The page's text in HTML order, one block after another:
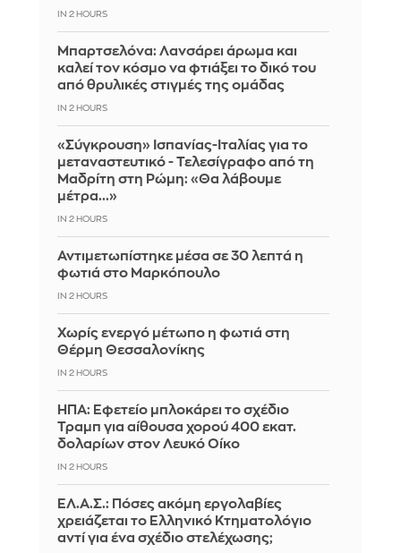
IN 2 HOURS
Μπαρτσελόνα: Λανσάρει άρωμα και
καλεί τον κόσμο να φτιάξει το δικό του
από θρυλικές στιγμές της ομάδας
IN 2 HOURS
«Σύγκρουση» Ισπανίας-Ιταλίας για το
μεταναστευτικό - Τελεσίγραφο από τη
Μαδρίτη στη Ρώμη: «Θα λάβουμε
μέτρα...»
IN 2 HOURS
Αντιμετωπίστηκε μέσα σε 30 λεπτά η
φωτιά στο Μαρκόπουλο
IN 2 HOURS
Χωρίς ενεργό μέτωπο η φωτιά στη
Θέρμη Θεσσαλονίκης
IN 2 HOURS
ΗΠΑ: Εφετείο μπλοκάρει το σχέδιο
Τραμπ για αίθουσα χορού 400 εκατ.
δολαρίων στον Λευκό Οίκο
IN 2 HOURS
ΕΛ.Α.Σ.: Πόσες ακόμη εργολαβίες
χρειάζεται το Ελληνικό Κτηματολόγιο
αντί για ένα σχέδιο στελέχωσης;